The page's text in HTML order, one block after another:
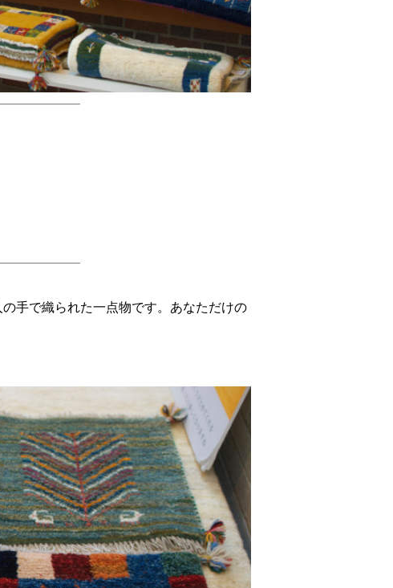
手で織られた一点物です。あなただけの